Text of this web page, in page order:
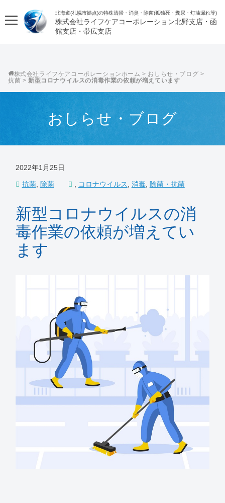
北海道(札幌市拠点)の特殊清掃・消臭・除菌(孤独死・糞尿・灯油漏れ等)
株式会社ライフケアコーポレーション
株式会社ライフケアコーポレーション > おしらせ・ブログ >
抗菌 >新型コロナウイルスの消毒作業の依頼が増えています
おしらせ・ブログ
2022年1月25日
抗菌, 除菌 コロナウイルス 消毒, 除菌・抗菌
新型コロナウイルスの消
毒作業の依頼が増えてい
ます